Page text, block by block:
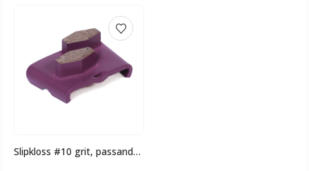
Slipkloss #10 grit, passande HTC